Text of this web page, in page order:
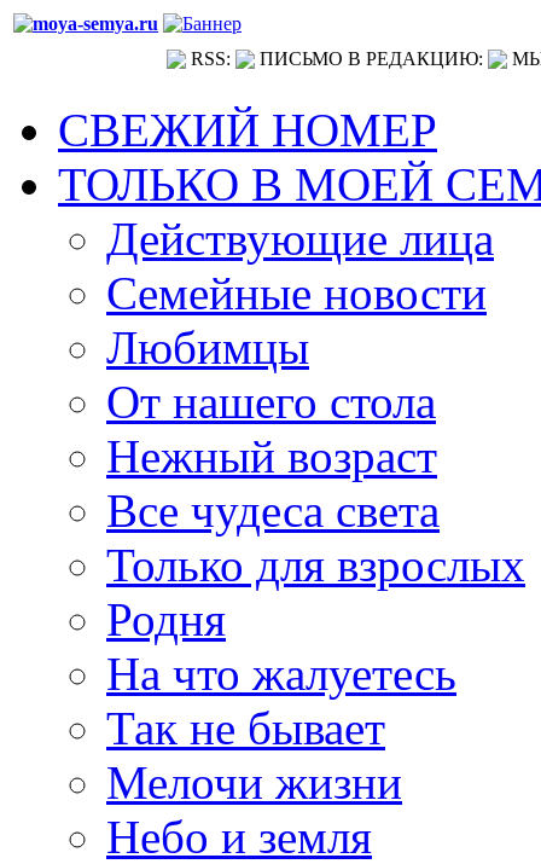
RSS: ПИСЬМО В РЕДАКЦИЮ:
СВЕЖИЙ НОМЕР
ТОЛЬКО В МОЕЙ
Действующие лица
Семейные новости
Любимцы
От нашего стола
Нежный возраст
Все чудеса света
Только для взрослых
Родня
На что жалуетесь
Так не бывает
Мелочи жизни
Небо и земля